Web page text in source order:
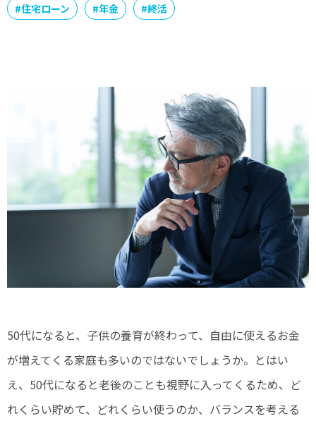
#住宅ローン #年金 #終活
50代になると、子供の養育が終わって、自由に使えるお金
が増えてくる家庭も多いのではないでしょうか。とはい
え、50代になると老後のことも視野に入ってくるため、ど
れくらい貯めて、どれくらい使うのか、バランスを考える